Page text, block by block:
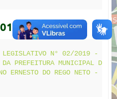
N° 02/2019 -
DA PREFEITURA MUNICIPAL DE
ERNESTO DO REGO NETO -